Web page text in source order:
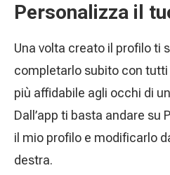
Personalizza il
Una volta creato il profilo ti
completarlo subito con
più affidabile agli occhi di
Dall’app ti basta andare su
il mio profilo e modificarlo
destra.